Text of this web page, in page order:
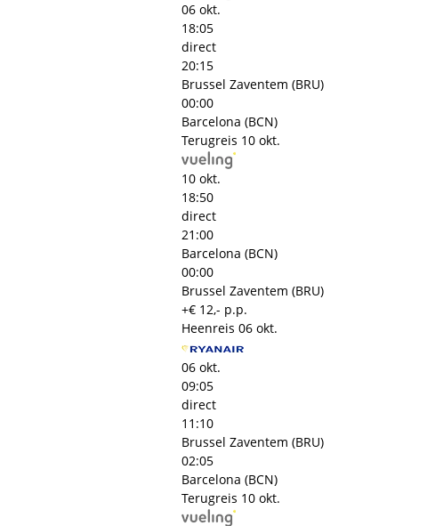
06 okt.
18:05
direct
20:15
Brussel Zaventem (BRU)
00:00
Barcelona (BCN)
Terugreis 10 okt.
10 okt.
18:50
direct
21:00
Barcelona (BCN)
00:00
Brussel Zaventem (BRU)
+€ 12,- p.p.
Heenreis 06 okt.
06 okt.
09:05
direct
11:10
Brussel Zaventem (BRU)
02:05
Barcelona (BCN)
Terugreis 10 okt.